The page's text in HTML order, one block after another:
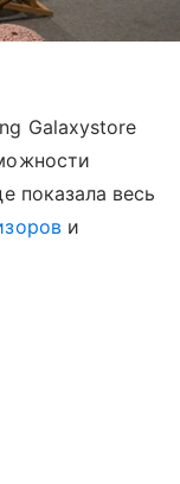
Galaxystore
показала весь
и